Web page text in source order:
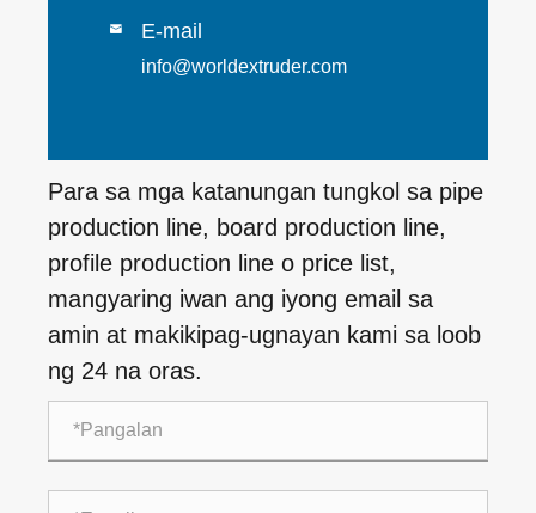
 E-mail
info@worldextruder.com
Para sa mga katanungan tungkol sa pipe
production line, board production line,
profile production line o price list,
mangyaring iwan ang iyong email sa
amin at makikipag-ugnayan kami sa loob
ng 24 na oras.